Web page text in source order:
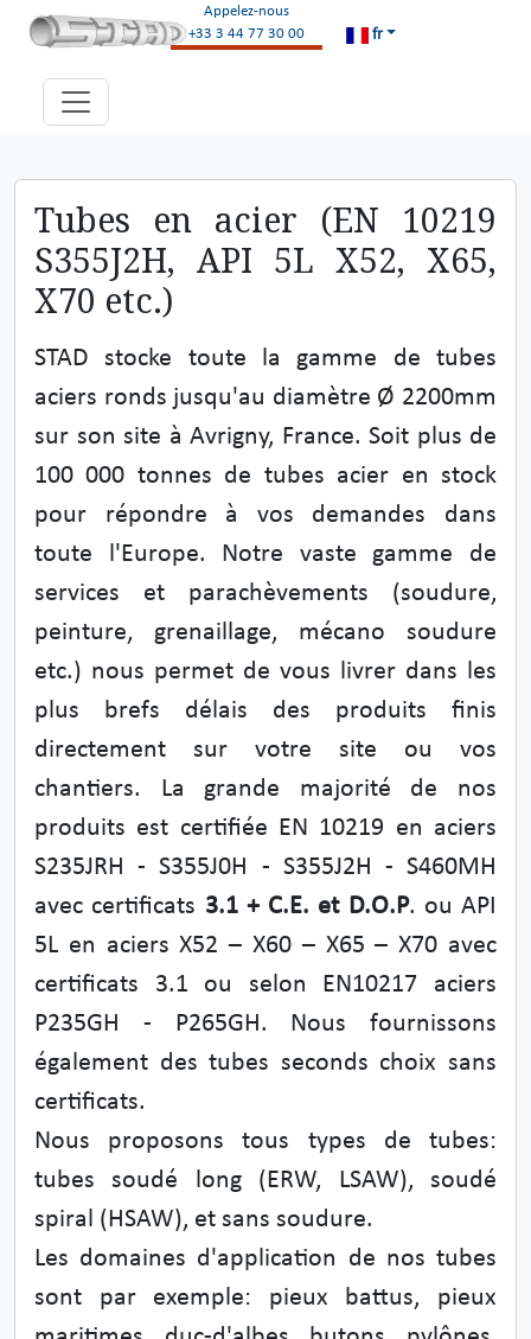
Appelez-nous
+33 3 44 77 30 00
fr
Tubes en acier (EN 10219
S355J2H, API 5L X52, X65,
X70 etc.)
STAD stocke toute la gamme de tubes
aciers ronds jusqu'au diamètre Ø 2200mm
sur son site à Avrigny, France. Soit plus de
100 000 tonnes de tubes acier en stock
pour répondre à vos demandes dans
toute l'Europe. Notre vaste gamme de
services et parachèvements (soudure,
peinture, grenaillage, mécano soudure
etc.) nous permet de vous livrer dans les
plus brefs délais des produits finis
directement sur votre site ou vos
chantiers. La grande majorité de nos
produits est certifiée EN 10219 en aciers
S235JRH - S355J0H - S355J2H - S460MH
avec certificats 3.1 + C.E. et D.O.P. ou API
5L en aciers X52 – X60 – X65 – X70 avec
certificats 3.1 ou selon EN10217 aciers
P235GH - P265GH. Nous fournissons
également des tubes seconds choix sans
certificats.
Nous proposons tous types de tubes:
tubes soudé long (ERW, LSAW), soudé
spiral (HSAW), et sans soudure.
Les domaines d'application de nos tubes
sont par exemple: pieux battus, pieux